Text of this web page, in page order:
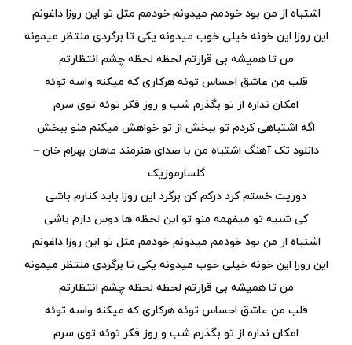
اشتباه از من بود خودمم میدونم خودمم مثل تو این روزا داغونم
این روزا این خونه خیلی خوب میدونه یکی تا برگردی منتظر میمونه
من تا همیشه بی قرارتم لحظه لحظه چشم انتظارتم
قلب من عاشق احساس توئه هرکاری که میکنه واسه توئه
امکان نداره از تو بگذرم شب و روز فکر توئه توی سرم
اگه اشتباهی کردم تو ببخش از تو خواهش میکنم منو ببخش
دانلود تک آهنگ اشتباه من با صدای هنرمند ماهان بهرام خان –
گلسارموزیک
دوریت خستم کرد درکم کن برگرد این روزا باید کنارم باشی
کی شبیه تو میفهمه منو تو این لحظه ها دوس دارم باشی
اشتباه از من بود خودمم میدونم خودمم مثل تو این روزا داغونم
این روزا این خونه خیلی خوب میدونه یکی تا برگردی منتظر میمونه
من تا همیشه بی قرارتم لحظه لحظه چشم انتظارتم
قلب من عاشق احساس توئه هرکاری که میکنه واسه توئه
امکان نداره از تو بگذرم شب و روز فکر توئه توی سرم